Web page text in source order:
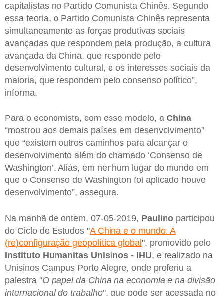
capitalistas no Partido Comunista Chinês. Segundo
essa teoria, o Partido Comunista Chinês representa
simultaneamente as forças produtivas sociais
avançadas que respondem pela produção, a cultura
avançada da China, que responde pelo
desenvolvimento cultural, e os interesses sociais da
maioria, que respondem pelo consenso político”,
informa.
Para o economista, com esse modelo, a China
“mostrou aos demais países em desenvolvimento”
que “existem outros caminhos para alcançar o
desenvolvimento além do chamado ‘Consenso de
Washington’. Aliás, em nenhum lugar do mundo em
que o Consenso de Washington foi aplicado houve
desenvolvimento”, assegura.
Na manhã de ontem, 07-05-2019, Paulino participou
do Ciclo de Estudos "A China e o mundo. A
(re)configuração geopolítica global", promovido pelo
Instituto Humanitas Unisinos - IHU, e realizado na
Unisinos Campus Porto Alegre, onde proferiu a
palestra "O papel da China na economia e na divisão
internacional do trabalho", que pode ser acessada no